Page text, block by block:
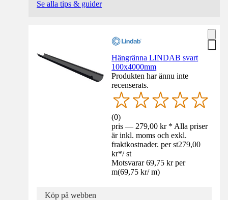
Se alla tips & guider
Hängränna LINDAB svart
100x4000mm
Produkten har ännu inte
recenserats.
(0)
pris — 279,00 kr * Alla priser
är inkl. moms och exkl.
fraktkostnader. per st279,00
kr*/ st
Motsvarar 69,75 kr per
m(69,75 kr/ m)
Köp på webben